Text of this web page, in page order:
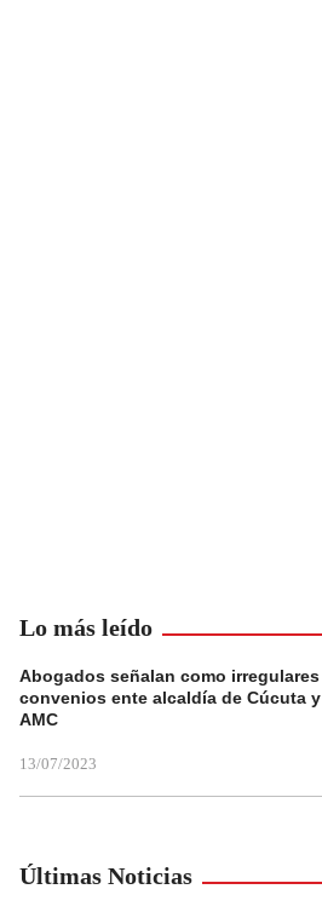
Lo más leído
Abogados señalan como irregulares
convenios ente alcaldía de Cúcuta y
AMC
13/07/2023
Últimas Noticias